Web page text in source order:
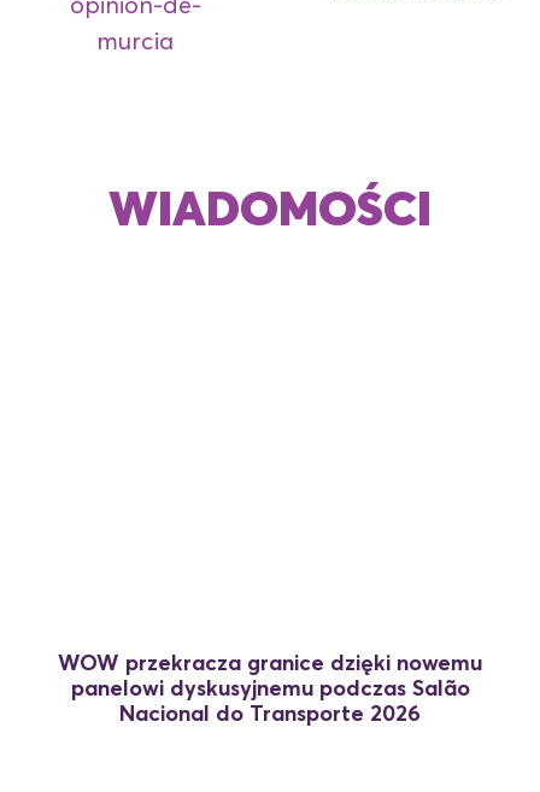
14:00 – ZAKOŃCZENIE
WIADOMOŚCI
WOW przekracza granice dzięki nowemu
panelowi dyskusyjnemu podczas Salão
Nacional do Transporte 2026